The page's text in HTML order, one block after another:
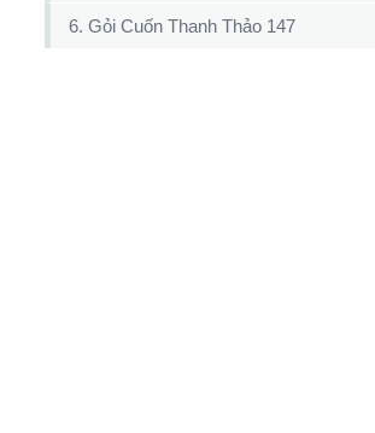
6. Gỏi Cuốn Thanh Thảo 147